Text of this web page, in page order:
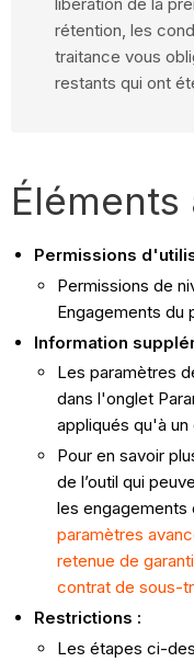
rétention, les
traitance vous
restants qui ont
Permissions
Permissions de
Engagements du
Information
Les paramètres
dans l'onglet
appliqués qu'à
Pour en savoir
de l’outil qui
les
paramètres
retenue de
contrat de sous-
Restrictions :
Les étapes ci-